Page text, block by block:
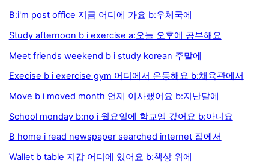
B:i'm post office 지금 어디에 가요 b:우체국에
Study afternoon b i exercise a:오늘 오후에 공부해요
Meet friends weekend b i study korean 주말에
Execise b i exercise gym 어디에서 운동해요 b:채육관에서
Move b i moved month 언제 이사했어요 b:지난달에
School monday b:no i 월요일에 학교엥 갔어요 b:아니요
B home i read newspaper searched internet 집에서
Wallet b table 지갑 어디에 있어요 b:책상 위에